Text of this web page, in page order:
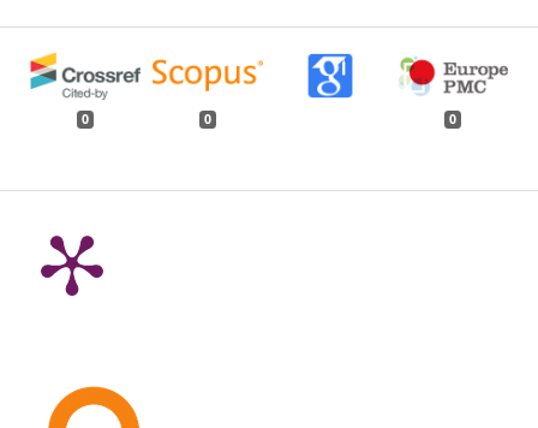
0 0 0